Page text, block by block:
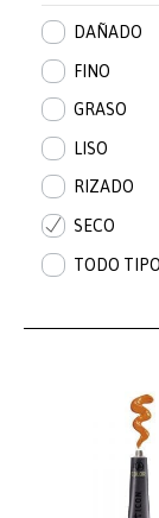
DAÑADO
FINO
GRASO
LISO
RIZADO
SECO
TODO